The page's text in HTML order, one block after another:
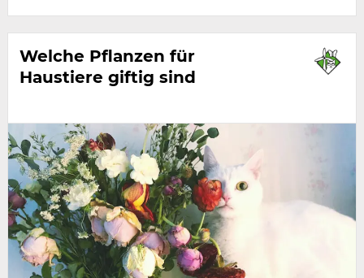
Welche Pflanzen für
Haustiere giftig sind